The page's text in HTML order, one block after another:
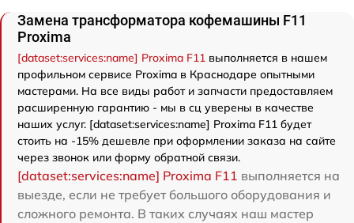
Замена трансформатора кофемашины F11
Proxima
[dataset:services:name] Proxima F11 выполняется в нашем
профильном сервисе Proxima в Краснодаре опытными
мастерами. На все виды работ и запчасти предоставляем
расширенную гарантию - мы в сц уверены в качестве
наших услуг. [dataset:services:name] Proxima F11 будет
стоить на -15% дешевле при оформлении заказа на сайте
через звонок или форму обратной связи.
[dataset:services:name] Proxima F11 выполняется на
выезде, если не требует большого оборудования и
сложного ремонта. В таких случаях наш мастер